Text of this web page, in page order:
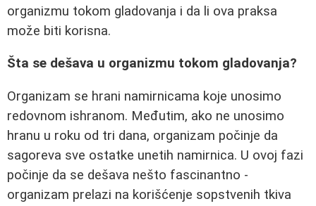
organizmu tokom gladovanja i da li ova praksa
može biti korisna.
Šta se dešava u organizmu tokom gladovanja?
Organizam se hrani namirnicama koje unosimo
redovnom ishranom. Međutim, ako ne unosimo
hranu u roku od tri dana, organizam počinje da
sagoreva sve ostatke unetih namirnica. U ovoj fazi
počinje da se dešava nešto fascinantno -
organizam prelazi na korišćenje sopstvenih tkiva